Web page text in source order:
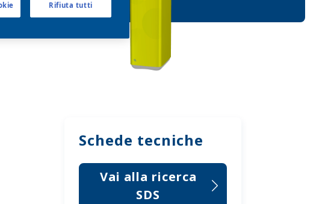
Schede tecniche
Vai alla ricerca
SDS
Rifiuta tutti